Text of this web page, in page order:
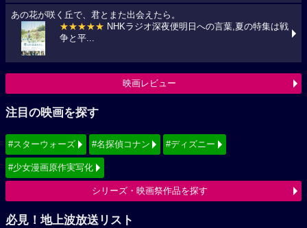
あの花が咲く丘で、君とまた出会えたら。
★★★★★ NHKラジオ深夜便明日への言葉,夏の特集は戦
争と平...
映画レビュー
注目の映画を探す
#スターウォーズ #名探偵コナン #ディズニー
#少女漫画原作実写化
シリーズ・映画祭作品を探す
必見！地上波放送リスト